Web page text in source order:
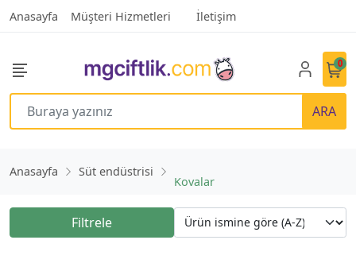
Anasayfa Müşteri Hizmetleri İletişim
ARA
0
Anasayfa Süt endüstrisi
Kovalar
Filtrele